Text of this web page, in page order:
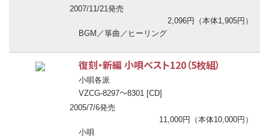
2007/11/21発売
2,096円（本体1,905円）
BGM／箏曲／ヒーリング
復刻・新編 小唄ベスト120（5枚組）
小唄各派
VZCG-8297〜8301 [CD]
2005/7/6発売
11,000円（本体10,000円）
小唄